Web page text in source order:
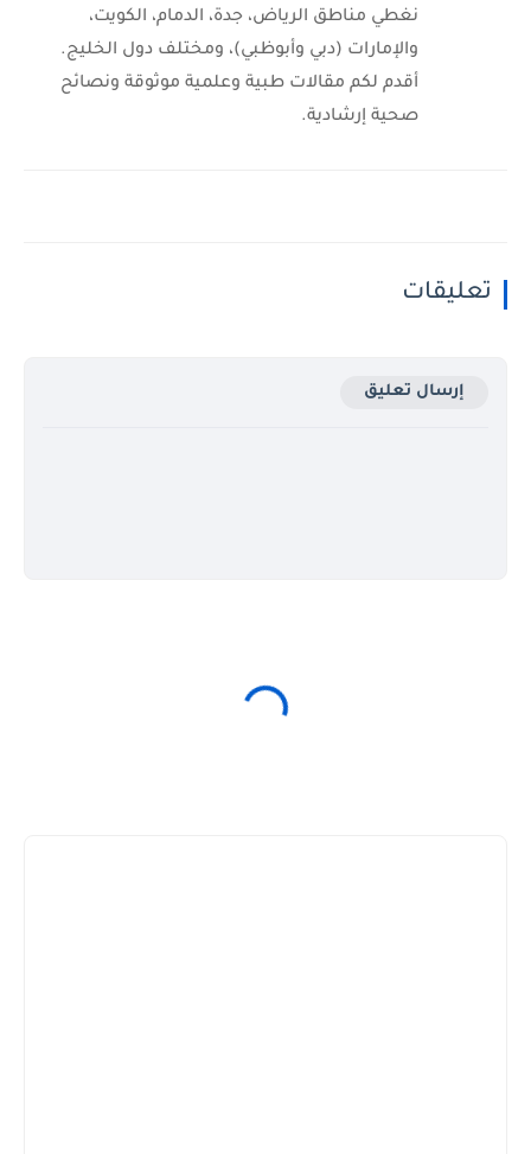
نغطي مناطق الرياض، جدة، الدمام، الكويت،
والإمارات (دبي وأبوظبي)، ومختلف دول الخليج.
أقدم لكم مقالات طبية وعلمية موثوقة ونصائح
صحية إرشادية.
تعليقات
إرسال تعليق